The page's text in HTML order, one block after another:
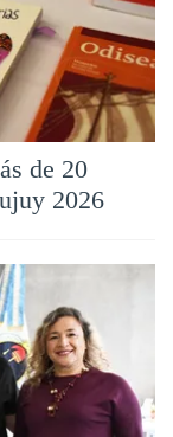
de 20
2026